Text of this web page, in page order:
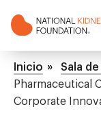
NKF
Mega
Menu
Ruta
de
navegación
Inicio Sala
Pharmaceutical
Corporate